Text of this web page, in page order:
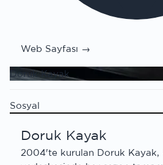
Web Sayfası →
Doruk Kayak
Sosyal
Doruk Kayak
2004'te kurulan Doruk Kayak,